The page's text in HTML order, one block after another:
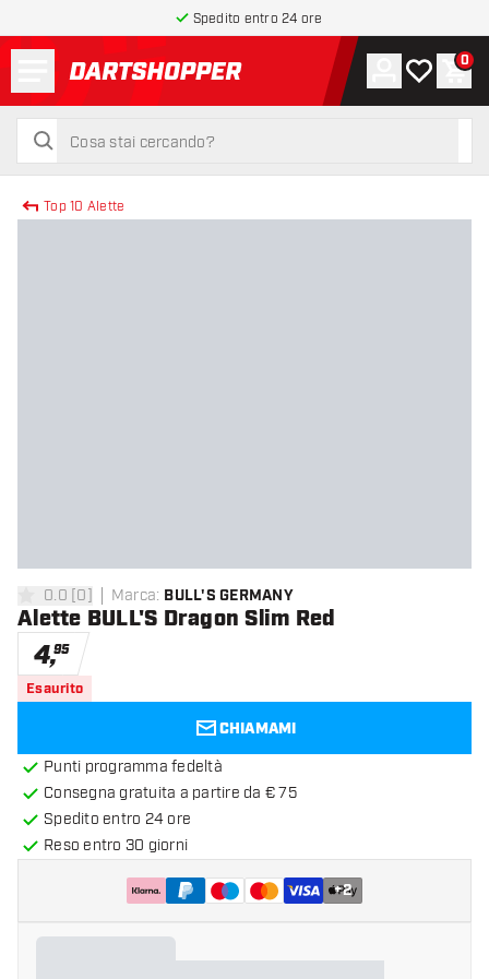
Spedito entro 24 ore
torna alla home page
cerca
cerca
Account
La mia0
Top 10 Alette
0 stelle di valutazione
0.0 [0] Marca: BULL'S GERMANY
Alette BULL'S Dragon Slim Red
4,95
Esaurito
CHIAMAMI
Punti programma fedeltà
Consegna gratuita a partire da € 75
Spedito entro 24 ore
Reso entro 30 giorni
+2